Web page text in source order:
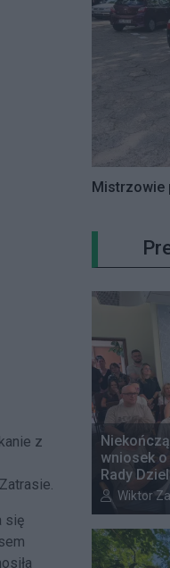
z
się
Mistrzowie
wniosek
Rady
AutorWiktor